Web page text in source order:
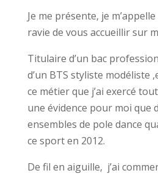
Je me présente, je
ravie de vous accueillir sur
Titulaire d’un bac
d’un BTS styliste modéliste
ce métier que j’ai exercé
une évidence pour moi que
ensembles de pole dance
ce sport en 2012.
De fil en aiguille, j’ai